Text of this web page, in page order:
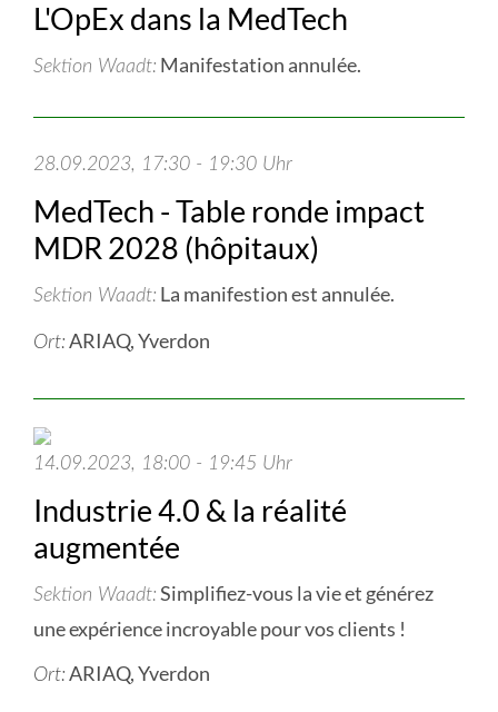
L'OpEx dans la MedTech
Sektion Waadt Manifestation annulée.
28.09.2023, 17:30 - 19:30 Uhr
MedTech - Table ronde impact
MDR 2028 (hôpitaux)
Sektion Waadt La manifestion est annulée.
Ort: ARIAQ, Yverdon
14.09.2023, 18:00 - 19:45 Uhr
Industrie 4.0 & la réalité
augmentée
Sektion Waadt Simplifiez-vous la vie et générez
une expérience incroyable pour vos clients !
Ort: ARIAQ, Yverdon